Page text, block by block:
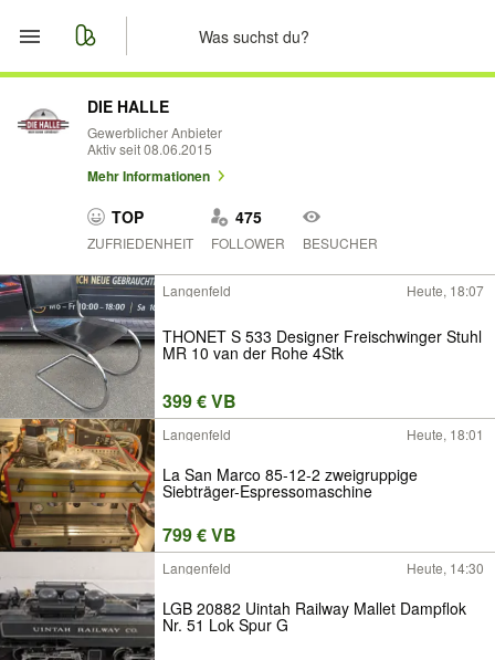
Start
Merkliste
Nachrichten
DIE HALLE
Gewerblicher Anbieter
Aktiv seit 08.06.2015
Mehr Informationen
TOP
ZUFRIEDENHEIT
475
FOLLOWER BESUCHER
Langenfeld Heute, 18:07
THONET S 533 Designer Freischwinger Stuhl
MR 10 van der Rohe 4Stk
399 € VB
Langenfeld Heute, 18:01
La San Marco 85-12-2 zweigruppige
Siebträger-Espressomaschine
799 € VB
Langenfeld Heute, 14:30
LGB 20882 Uintah Railway Mallet Dampflok
Nr. 51 Lok Spur G